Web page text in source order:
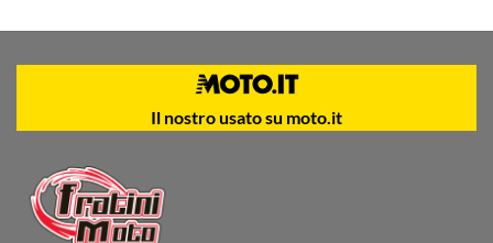
Il nostro usato su moto.it